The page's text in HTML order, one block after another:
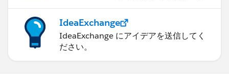
IdeaExchange
IdeaExchange にアイデアを送信してく
ださい。